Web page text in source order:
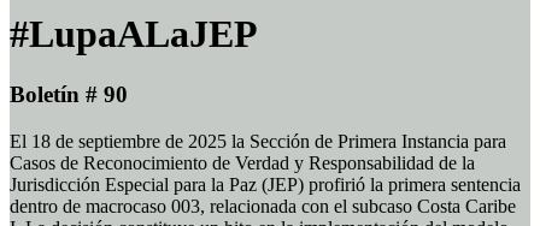
#LupaALaJEP
Boletín # 90
El 18 de septiembre de 2025 la Sección de Primera Instancia para
Casos de Reconocimiento de Verdad y Responsabilidad de la
Jurisdicción Especial para la Paz (JEP) profirió la primera sentencia
dentro de macrocaso 003, relacionada con el subcaso Costa Caribe